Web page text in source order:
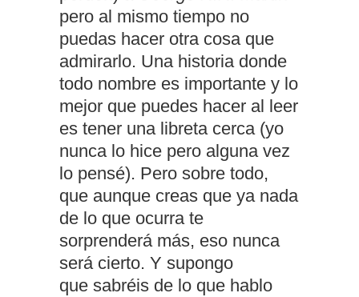
pero al mismo tiempo no
puedas hacer otra cosa que
admirarlo. Una historia donde
todo nombre es importante y lo
mejor que puedes hacer al leer
es tener una libreta cerca (yo
nunca lo hice pero alguna vez
lo pensé). Pero sobre todo,
que aunque creas que ya nada
de lo que ocurra te
sorprenderá más, eso nunca
será cierto. Y supongo
que sabréis de lo que hablo